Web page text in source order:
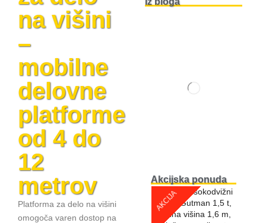
na višini
–
mobilne
delovne
platforme
od 4 do
12
metrov
Platforma za delo na višini
omogoča varen dostop na
Akcijska ponuda
AKCIJA